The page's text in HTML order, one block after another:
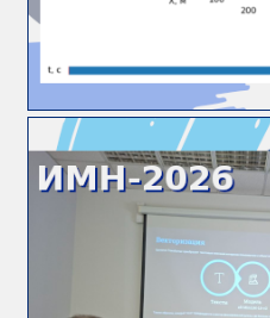
обучения
Документы
для
самостоятельной